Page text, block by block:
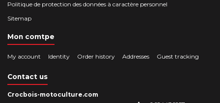
Politique de protection des données à caractère personnel
Sitemap
Mon comtpe
My account Identity Order history Addresses Guest tracking
Contact us
Crocbois-motoculture.com